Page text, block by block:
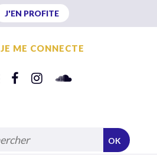
J'EN PROFITE
JE ME CONNECTE
OK